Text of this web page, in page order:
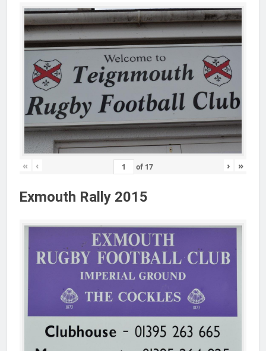
« ‹ of 17 › »
Exmouth Rally 2015